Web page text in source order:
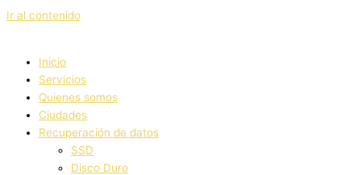
Ir al contenido
Inicio
Servicios
Quienes somos
Ciudades
Recuperación de datos
SSD
Disco Duro